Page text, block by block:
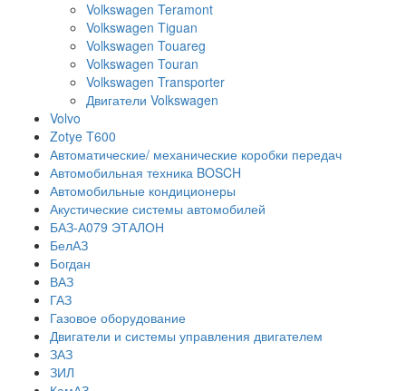
Volkswagen Teramont
Volkswagen Tiguan
Volkswagen Touareg
Volkswagen Touran
Volkswagen Transporter
Двигатели Volkswagen
Volvo
Zotye T600
Автоматические/ механические коробки передач
Автомобильная техника BOSCH
Автомобильные кондиционеры
Акустические системы автомобилей
БАЗ-А079 ЭТАЛОН
БелАЗ
Богдан
ВАЗ
ГАЗ
Газовое оборудование
Двигатели и системы управления двигателем
ЗАЗ
ЗИЛ